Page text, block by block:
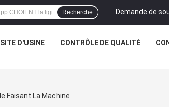
Demande de
Recherche
D'USINE CONTRÔLE DE QUALITÉ
Faisant La Machine